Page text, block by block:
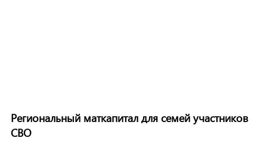
Региональный маткапитал для семей участников
СВО